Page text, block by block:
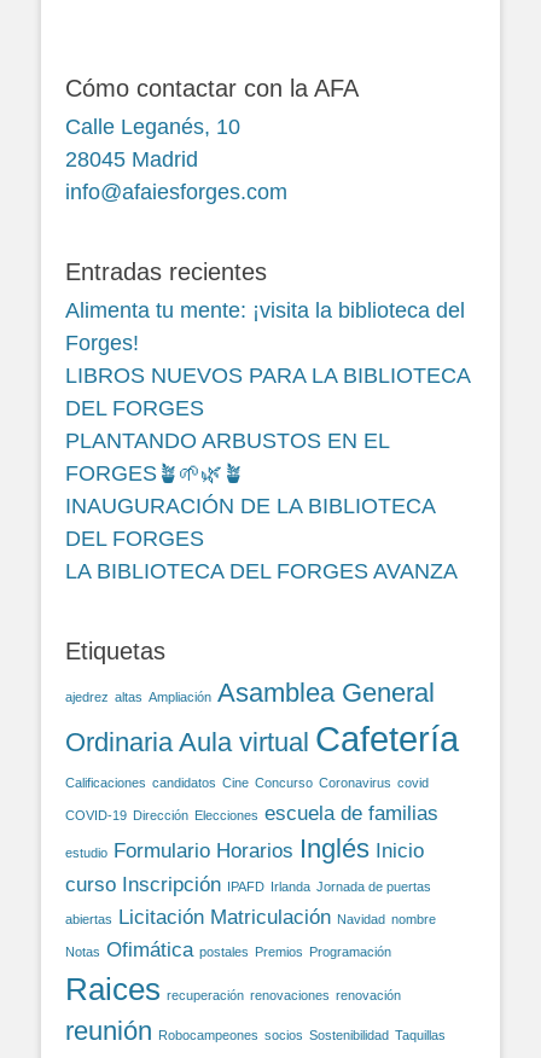
Cómo contactar con la AFA
Calle Leganés, 10
28045 Madrid
info@afaiesforges.com
Entradas recientes
Alimenta tu mente: ¡visita la biblioteca del
Forges!
LIBROS NUEVOS PARA LA BIBLIOTECA
DEL FORGES
PLANTANDO ARBUSTOS EN EL
FORGES🪴🌱🌿🪴
INAUGURACIÓN DE LA BIBLIOTECA
DEL FORGES
LA BIBLIOTECA DEL FORGES AVANZA
Etiquetas
ajedrez altas Ampliación Asamblea General
Ordinaria Aula virtual Cafetería
Calificaciones candidatos Cine Concurso Coronavirus covid
COVID-19 Dirección Elecciones escuela de familias
estudio Formulario Horarios Inglés Inicio
curso Inscripción IPAFD Irlanda Jornada de puertas
abiertas Licitación Matriculación Navidad nombre
Notas Ofimática postales Premios Programación
Raices recuperación renovaciones renovación
reunión Robocampeones socios Sostenibilidad Taquillas